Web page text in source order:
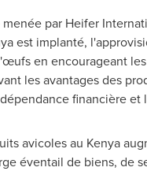
par Heifer
est implanté,
en encourageant
les avantages des
financière
avicoles au Kenya
éventail de biens, de